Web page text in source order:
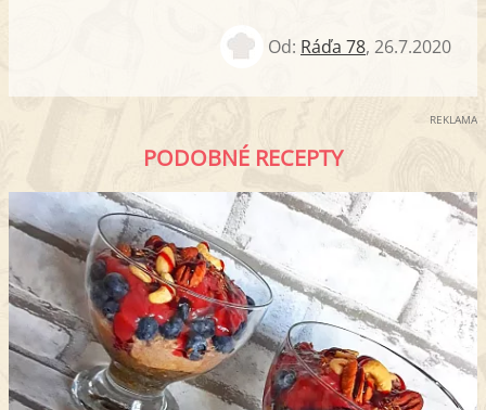
Od: Ráďa 78, 26.7.2020
REKLAMA
PODOBNÉ RECEPTY